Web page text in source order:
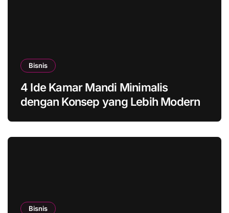
Bisnis
4 Ide Kamar Mandi Minimalis
dengan Konsep yang Lebih Modern
Bisnis